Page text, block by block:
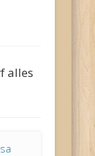
alles